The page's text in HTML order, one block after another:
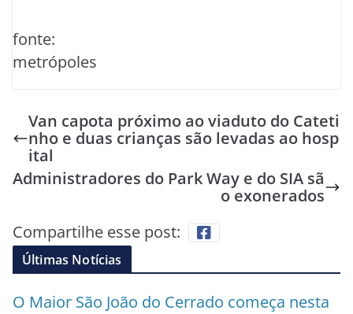
fonte:
metrópoles
Van capota próximo ao viaduto do Cateti
nho e duas crianças são levadas ao hosp
ital
Administradores do Park Way e do SIA sã
o exonerados
Compartilhe esse post:
Últimas Notícias
O Maior São João do Cerrado começa nesta